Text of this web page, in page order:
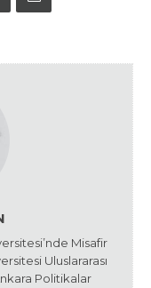
Misafir
Uluslararası
Politikalar